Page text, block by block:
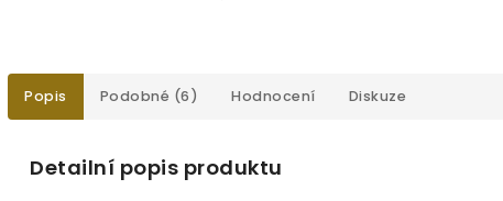
Popis Podobné (6) Hodnocení Diskuze
Detailní popis produktu